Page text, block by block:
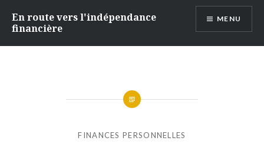
En route vers l'indépendance
financière
MENU
FINANCES PERSONNELLES